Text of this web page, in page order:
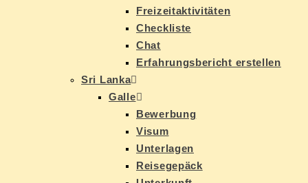
Frei­zeit­ak­ti­vi­tä­ten
Check­lis­te
Chat
Er­fah­rungs­be­richt erstellen
Sri Lan­ka
Gal­le
Be­wer­bung
Vi­sum
Un­ter­la­gen
Rei­se­ge­päck